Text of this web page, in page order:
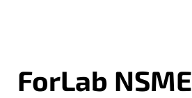
ForLab NSME